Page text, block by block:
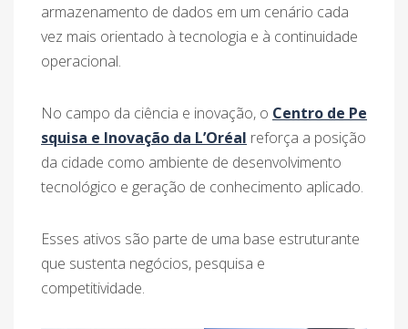
armazenamento de dados em um cenário cada
vez mais orientado à tecnologia e à continuidade
operacional.
No campo da ciência e inovação, o Centro de Pe
squisa e Inovação da L’Oréal reforça a posição
da cidade como ambiente de desenvolvimento
tecnológico e geração de conhecimento aplicado.
Esses ativos são parte de uma base estruturante
que sustenta negócios, pesquisa e
competitividade.